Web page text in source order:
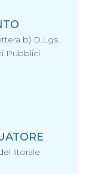
b) D.Lgs.
Pubblici.
litorale